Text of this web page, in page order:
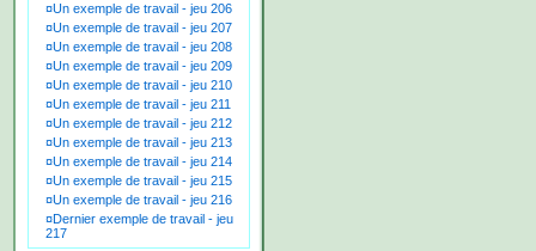
¤Un exemple de travail - jeu 206
¤Un exemple de travail - jeu 207
¤Un exemple de travail - jeu 208
¤Un exemple de travail - jeu 209
¤Un exemple de travail - jeu 210
¤Un exemple de travail - jeu 211
¤Un exemple de travail - jeu 212
¤Un exemple de travail - jeu 213
¤Un exemple de travail - jeu 214
¤Un exemple de travail - jeu 215
¤Un exemple de travail - jeu 216
¤Dernier exemple de travail - jeu
217